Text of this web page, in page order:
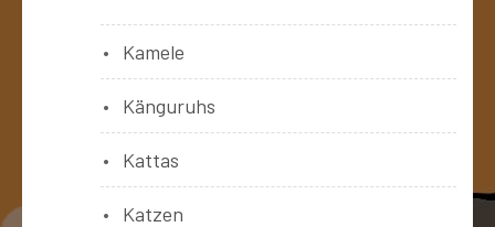
Kamele
Känguruhs
Kattas
Katzen